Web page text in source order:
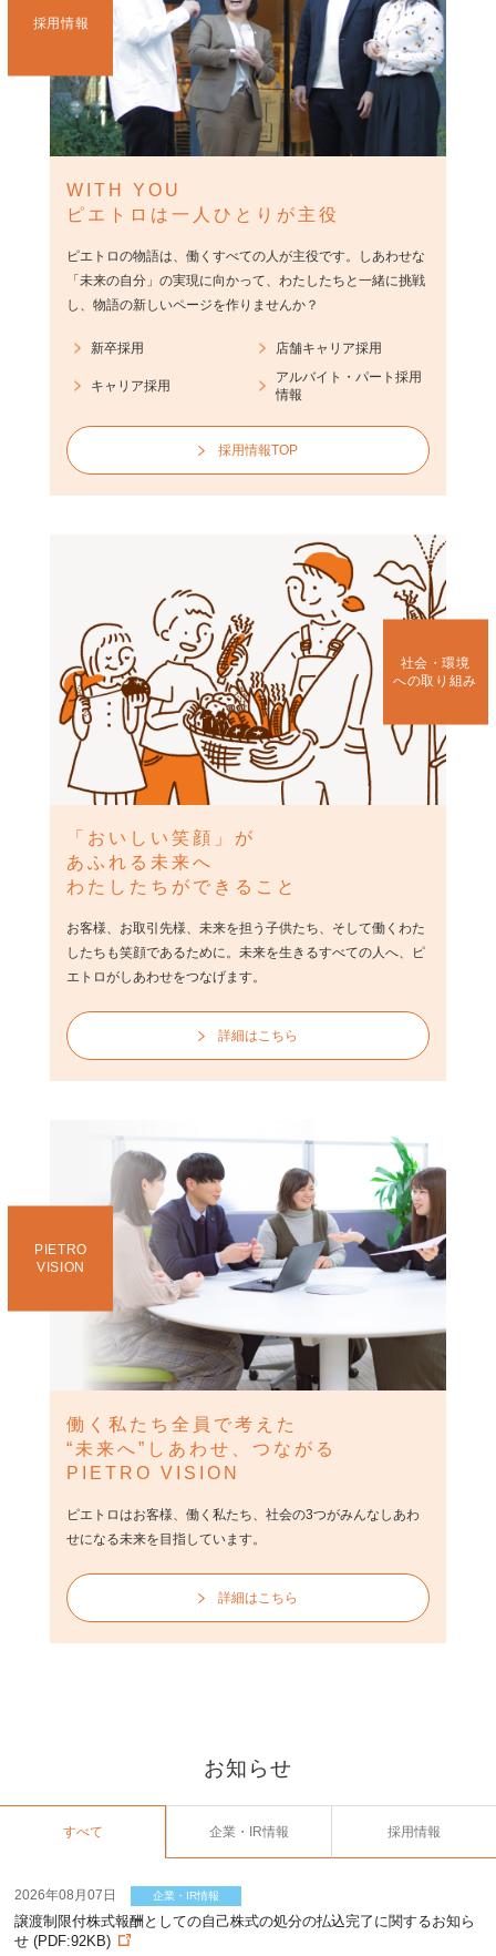
採用情報
WITH YOU
ピエトロは一人ひとりが主役
ピエトロの物語は、働くすべての人が主役です。しあわせな
「未来の自分」の実現に向かって、わたしたちと一緒に挑戦
し、物語の新しいページを作りませんか？
新卒採用 店舗キャリア採用
キャリア採用
アルバイト・パート採用
情報
採用情報TOP
社会・環境
への取り組み
「おいしい笑顔」が
あふれる未来へ
わたしたちができること
お客様、お取引先様、未来を担う子供たち、そして働くわた
したちも笑顔であるために。未来を生きるすべての人へ、ピ
エトロがしあわせをつなげます。
詳細はこちら
PIETRO
VISION
働く私たち全員で考えた
“未来へ”しあわせ、つながる
PIETRO VISION
ピエトロはお客様、働く私たち、社会の3つがみんなしあわ
せになる未来を目指しています。
詳細はこちら
お知らせ
すべて 企業・IR情報 採用情報
2026年08月07日 企業・IR情報
譲渡制限付株式報酬としての自己株式の処分の払込完了に関するお知ら
せ (PDF:92KB)